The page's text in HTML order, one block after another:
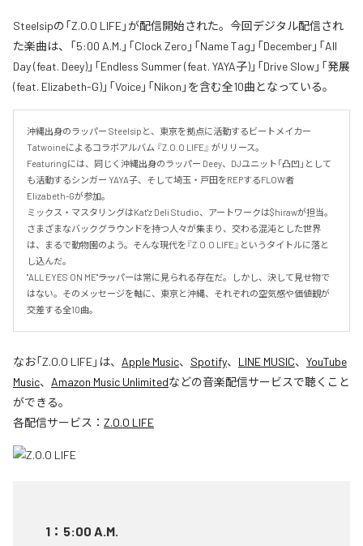
Steelsipの「Z.O.O LIFE」が配信開始された。今回デジタル配信され
た楽曲は、「5:00 A.M.」「Clock Zero」「Name Tag」「December」「All
Day (feat. Deey)」「Endless Summer (feat. YAYA子)」「Drive Slow」「発展
(feat. Elizabeth-G)」「Voice」「Nikon」を含む全10曲となっている。
沖縄出身のラッパー Steelsipと、東京を拠点に活動するビートメイカー
Tatwoineによるコラボアルバム 『Z.O.O LIFE』 がリリース。
Featuringには、同じく沖縄出身のラッパー Deey、DJユニット「凸凹」として
も活動するシンガー YAYA子、そして埼玉・戸田をREPするFLOW者
Elizabeth-Gが参加。
ミックス・マスタリングはKat'z Deli Studio、アートワークは$hirawが担当。
さまざまなバックグラウンドを持つ人々が集まり、交わる混沌とした世界
は、まるで動物園のよう。そんな現代を『Z.O.O LIFE』というタイトルに落と
し込んだ。
"ALL EYES ON ME"――ラッパーは常に見られる存在だ。しかし、決して見せ物で
はない。そのメッセージを軸に、東京と沖縄、それぞれの空気感や価値観が
交差する全10曲。
なお「Z.O.O LIFE」は、 Apple Music、 Spotify、 LINE MUSIC、 YouTube
Music、 Amazon Music Unlimitedなどの音楽配信サービスで聴くこと
ができる。
各配信サービス： Z.O.O LIFE
1 ： 5:00 A.M.